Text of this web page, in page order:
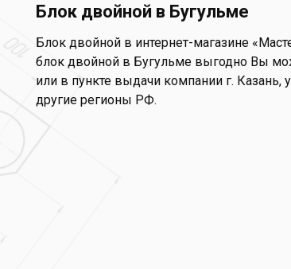
Блок двойной в Бугульме
Блок двойной в интернет-магазине
блок двойной в Бугульме выгодно Вы
или в пункте выдачи компании г. Казань,
другие регионы РФ.